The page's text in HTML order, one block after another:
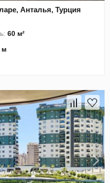
Анталья, Турция
60 м²
м